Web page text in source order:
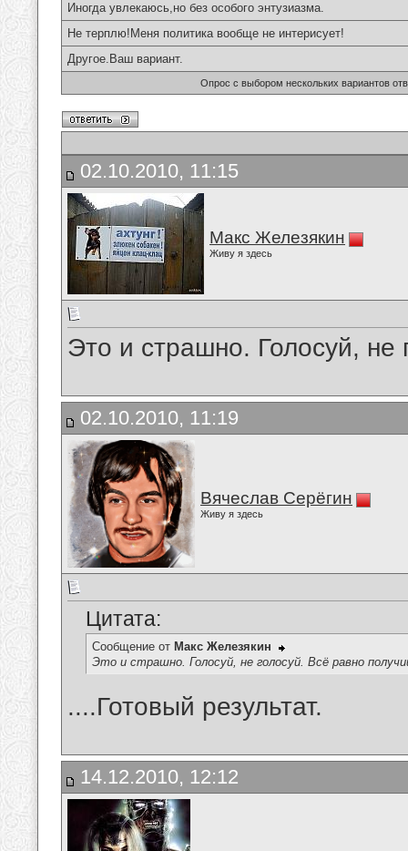
Иногда увлекаюсь,но без особого энтузиазма.
Не терплю!Меня политика вообще не интерисует!
Другое.Ваш вариант.
Опрос с выбором нескольких вариантов
02.10.2010, 11:15
Макс Железякин
Живу я здесь
Это и страшно. Голосуй, не
02.10.2010, 11:19
Вячеслав Серёгин
Живу я здесь
Цитата:
Сообщение от Макс Железякин
Это и страшно. Голосуй, не голосуй. Всё равно
....Готовый результат.
14.12.2010, 12:12